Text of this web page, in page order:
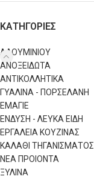
ΚΑΤΗΓΟΡΊΕΣ
ΑΛΟΥΜΙΝΙΟΥ
ΑΝΟΞΕΙΔΩΤΑ
ΑΝΤΙΚΟΛΛΗΤΙΚΑ
ΓΥΑΛΙΝΑ - ΠΟΡΣΕΛΑΝΗ
ΕΜΑΓΙΕ
ΕΝΔΥΣΗ - ΛΕΥΚΑ ΕΙΔΗ
ΕΡΓΑΛΕΙΑ ΚΟΥΖΙΝΑΣ
ΚΑΛΑΘΙ ΤΗΓΑΝΙΣΜΑΤΟΣ
ΝΕΑ ΠΡΟΙΟΝΤΑ
ΞΥΛΙΝΑ